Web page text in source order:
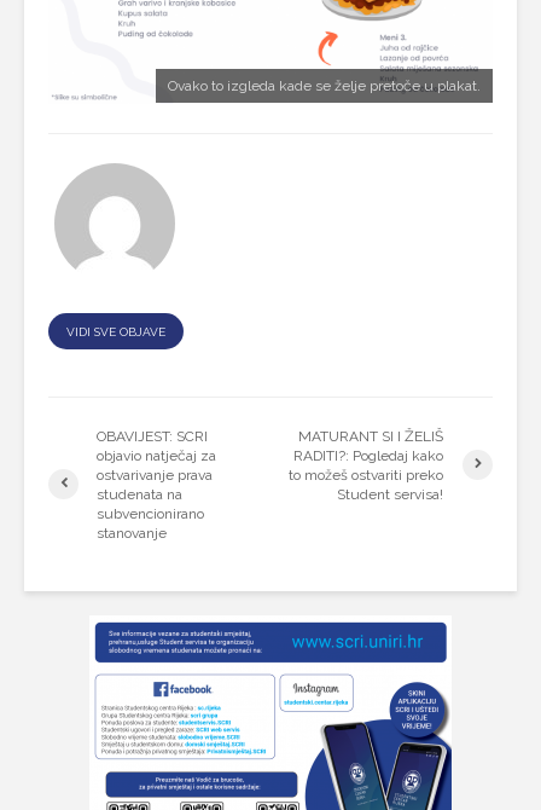
Ovako to izgleda kade se želje pretoče u plakat.
VIDI SVE OBJAVE
OBAVIJEST: SCRI
objavio natječaj za
ostvarivanje prava
studenata na
subvencionirano
stanovanje
MATURANT SI I ŽELIŠ
RADITI?: Pogledaj kako
to možeš ostvariti preko
Student servisa!